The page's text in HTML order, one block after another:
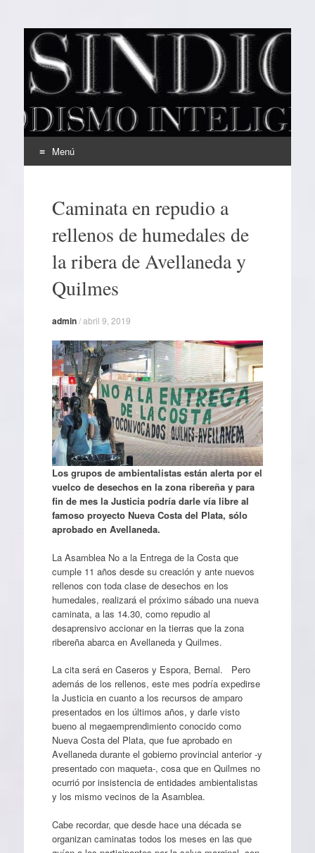
EL SINDICAL
Periodismo Inteligente
Menú
contenidoCaminata en repudio a
rellenos de humedales de
la ribera de Avellaneda y
Quilmes
admin/abril 9, 2019
Los grupos de ambientalistas están alerta por el
vuelco de desechos en la zona ribereña y para
fin de mes la Justicia podría darle vía libre al
famoso proyecto Nueva Costa del Plata, sólo
aprobado en Avellaneda.
La Asamblea No a la Entrega de la Costa que
cumple 11 años desde su creación y ante nuevos
rellenos con toda clase de desechos en los
humedales, realizará el próximo sábado una nueva
caminata, a las 14.30, como repudio al
desaprensivo accionar en la tierras que la zona
ribereña abarca en Avellaneda y Quilmes.
La cita será en Caseros y Espora, Bernal. Pero
además de los rellenos, este mes podría expedirse
la Justicia en cuanto a los recursos de amparo
presentados en los últimos años, y darle visto
bueno al megaemprendimiento conocido como
Nueva Costa del Plata, que fue aprobado en
Avellaneda durante el gobierno provincial anterior -y
presentado con maqueta-, cosa que en Quilmes no
ocurrió por insistencia de entidades ambientalistas
y los mismo vecinos de la Asamblea.
Cabe recordar, que desde hace una década se
organizan caminatas todos los meses en las que